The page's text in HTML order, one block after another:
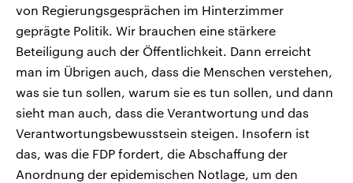
von Regierungsgesprächen im Hinterzimmer
geprägte Politik. Wir brauchen eine stärkere
Beteiligung auch der Öffentlichkeit. Dann erreicht
man im Übrigen auch, dass die Menschen verstehen,
was sie tun sollen, warum sie es tun sollen, und dann
sieht man auch, dass die Verantwortung und das
Verantwortungsbewusstsein steigen. Insofern ist
das, was die FDP fordert, die Abschaffung der
Anordnung der epidemischen Notlage, um den